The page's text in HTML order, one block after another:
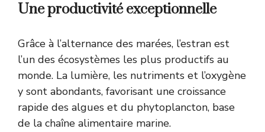
Une productivité exceptionnelle
Grâce à l’alternance des marées, l’estran est
l’un des écosystèmes les plus productifs au
monde. La lumière, les nutriments et l’oxygène
y sont abondants, favorisant une croissance
rapide des algues et du phytoplancton, base
de la chaîne alimentaire marine.